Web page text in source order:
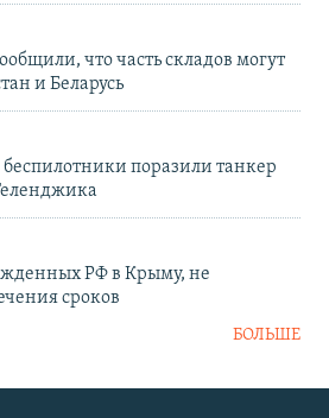
что часть складов могут
и Беларусь
поразили танкер
РФ в Крыму, не
сроков
БОЛЬШЕ